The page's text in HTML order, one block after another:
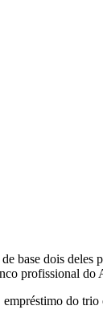
base dois
profissional do
do